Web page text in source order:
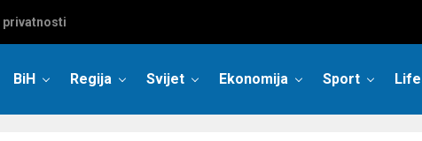
privatnosti
BiH Regija Svijet Ekonomija Sport